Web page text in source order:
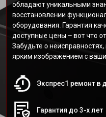
обладают уникальными
восстановлении
оборудования. Гарантия
доступные цены – вот что
Забудьте о
ярким изображением с
Экспрес1 ремонт в
Гарантия до 3-х лет